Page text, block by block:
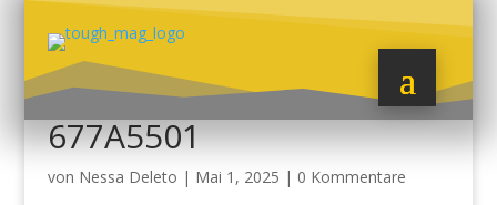
677A5501
von Nessa Deleto | Mai 1, 2025 | 0 Kommentare